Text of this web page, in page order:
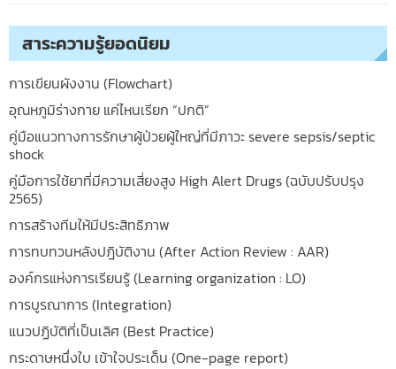
สาระความรู้ยอดนิยม
การเขียนผังงาน (Flowchart)
อุณหภูมิร่างกาย แค่ไหนเรียก “ปกติ”
คู่มือแนวทางการรักษาผู้ป่วยผู้ใหญ่ที่มีภาวะ severe sepsis/septic
shock
คู่มือการใช้ยาที่มีความเสี่ยงสูง High Alert Drugs (ฉบับปรับปรุง
2565)
การสร้างทีมให้มีประสิทธิภาพ
การทบทวนหลังปฎิบัติงาน (After Action Review : AAR)
องค์กรแห่งการเรียนรู้ (Learning organization : LO)
การบูรณาการ (Integration)
แนวปฏิบัติที่เป็นเลิศ (Best Practice)
กระดาษหนึ่งใบ เข้าใจประเด็น (One-page report)